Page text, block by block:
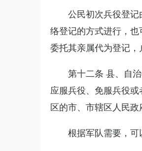
公民初次兵役登
络登记的方式进行，
委托其亲属代为登记，
第十二条 县、自
应服兵役、免服兵役
区的市、市辖区人民
根据军队需要，可